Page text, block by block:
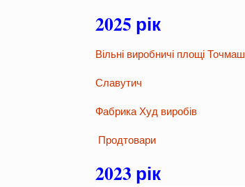
2025 рік
Вільні виробничі площі Точмаш
Славутич
Фабрика Худ виробів
Продтовари
2023 рік